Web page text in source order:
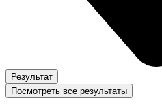
Результат
Посмотреть все результаты